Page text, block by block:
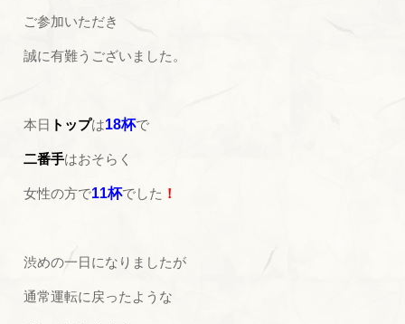
ご参加いただき
誠に有難うございました。
本日 トップは18杯で
二番手はおそらく
女性の方で11杯でした ！
渋めの一日になりましたが
通常運転に戻ったような